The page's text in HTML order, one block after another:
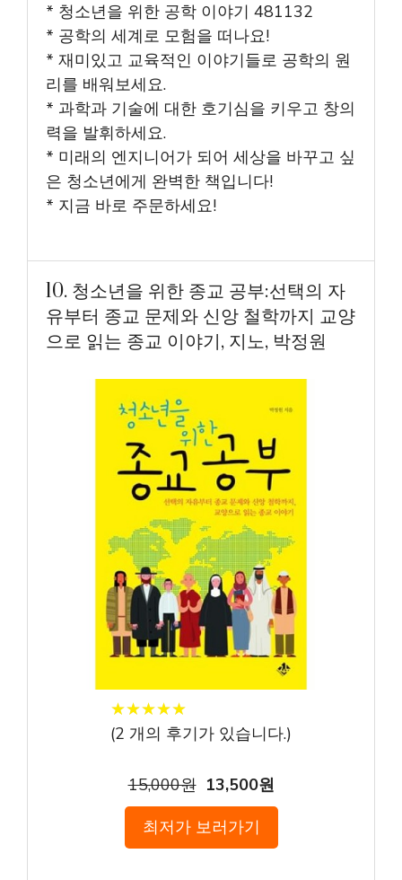
* 청소년을 위한 공학 이야기 481132
* 공학의 세계로 모험을 떠나요!
* 재미있고 교육적인 이야기들로 공학의 원
리를 배워보세요.
* 과학과 기술에 대한 호기심을 키우고 창의
력을 발휘하세요.
* 미래의 엔지니어가 되어 세상을 바꾸고 싶
은 청소년에게 완벽한 책입니다!
* 지금 바로 주문하세요!
10. 청소년을 위한 종교 공부:선택의 자
유부터 종교 문제와 신앙 철학까지 교양
으로 읽는 종교 이야기, 지노, 박정원
★★★★★
★★★★★
(2 개의 후기가 있습니다.)
15,000원 13,500원
최저가 보러가기